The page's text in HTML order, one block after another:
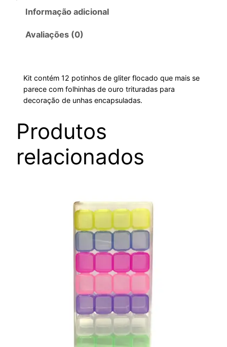
Informação adicional
Avaliações (0)
Kit contém 12 potinhos de gliter flocado que mais se
parece com folhinhas de ouro trituradas para
decoração de unhas encapsuladas.
Produtos
relacionados